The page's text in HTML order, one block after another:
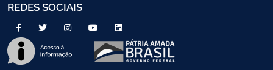
REDES SOCIAIS